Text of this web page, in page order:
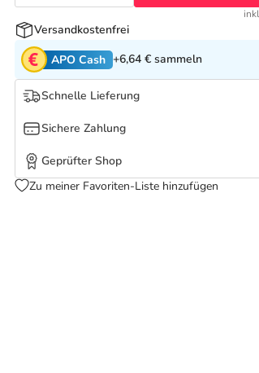
Versandkostenfrei
APO Cash +6,64 € sammeln
Schnelle Lieferung
Sichere Zahlung
Geprüfter Shop
Zu meiner Favoriten-Liste hinzufügen